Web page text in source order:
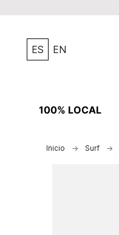
ES EN
100% LOCAL
Inicio Surf